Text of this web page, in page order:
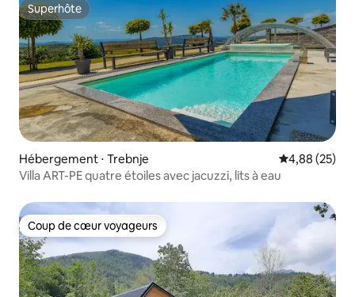
Superhôte
Superhôte
Hébergement ⋅ Trebnje Évaluation
4,88 (25)
Villa ART-PE quatre étoiles avec jacuzzi, lits à eau
Coup de cœur voyageurs
Coup de cœur voyageurs